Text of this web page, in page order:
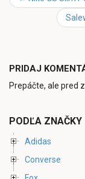
PRIDAJ
Prepáčte, ale pred
PODĽA ZNAČKY
Adidas
Converse